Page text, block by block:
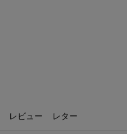
レビュー レター